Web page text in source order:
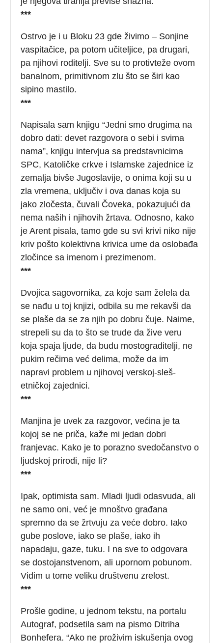
***
Ostrvo je i u Bloku 23 gde živimo – Sonjine
vaspitačice, pa potom učiteljice, pa drugari,
pa njihovi roditelji. Sve su to protivteže ovom
banalnom, primitivnom zlu što se širi kao
sipino mastilo.
***
Napisala sam knjigu “Jedni smo drugima na
dobro dati: devet razgovora o sebi i svima
nama”, knjigu intervjua sa predstavnicima
SPC, Katoličke crkve i Islamske zajednice iz
zemalja bivše Jugoslavije, o onima koji su u
zla vremena, uključiv i ova danas koja su
jako zločesta, čuvali Čoveka, pokazujući da
nema naših i njihovih žrtava. Odnosno, kako
je Arent pisala, tamo gde su svi krivi niko nije
kriv pošto kolektivna krivica ume da oslobađa
zločince sa imenom i prezimenom.
***
Dvojica sagovornika, za koje sam želela da
se nađu u toj knjizi, odbila su me rekavši da
se plaše da se za njih po dobru čuje. Naime,
strepeli su da to što se trude da žive veru
koja spaja ljude, da budu mostograditelji, ne
pukim rečima već delima, može da im
napravi problem u njihovoj verskoj-sleš-
etničkoj zajednici.
***
Manjina je uvek za razgovor, većina je ta
kojoj se ne priča, kaže mi jedan dobri
franjevac. Kako je to porazno svedočanstvo o
ljudskoj prirodi, nije li?
***
Ipak, optimista sam. Mladi ljudi odasvuda, ali
ne samo oni, već je mnoštvo građana
spremno da se žrtvuju za veće dobro. Iako
gube poslove, iako se plaše, iako ih
napadaju, gaze, tuku. I na sve to odgovara
se dostojanstvenom, ali upornom pobunom.
Vidim u tome veliku društvenu zrelost.
***
Prošle godine, u jednom tekstu, na portalu
Autograf, podsetila sam na pismo Ditriha
Bonhefera. “Ako ne proživim iskušenja ovog